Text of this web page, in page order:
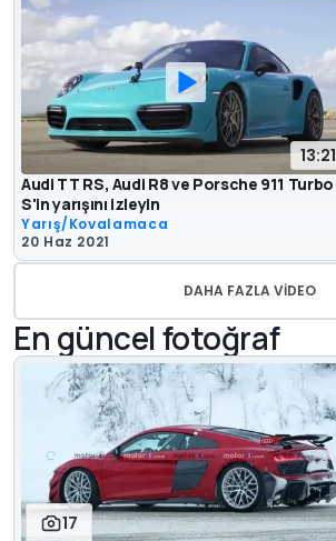
13:21
Audi TT RS, Audi R8 ve Porsche 911 Turbo
S'in yarışını izleyin
Yarış/Kovalamaca
20 Haz 2021
DAHA FAZLA VIDEO
En güncel fotoğraf
17